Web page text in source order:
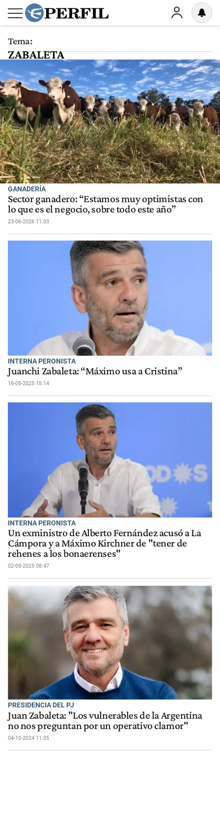
Tema:
ZABALETA
GANADERÍA
Sector ganadero: “Estamos muy optimistas con
lo que es el negocio, sobre todo este año”
23-06-2026 11:03
INTERNA PERONISTA
Juanchi Zabaleta: “Máximo usa a Cristina”
16-05-2025 15:14
INTERNA PERONISTA
Un exministro de Alberto Fernández acusó a La
Cámpora y a Máximo Kirchner de "tener de
rehenes a los bonaerenses"
02-05-2025 08:47
PRESIDENCIA DEL PJ
Juan Zabaleta: "Los vulnerables de la Argentina
no nos preguntan por un operativo clamor"
04-10-2024 11:05